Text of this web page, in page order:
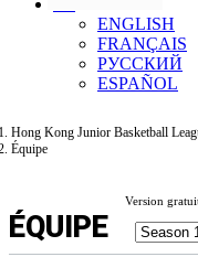
ENGLISH
FRANÇAIS
РУССКИЙ
ESPAÑOL
Hong Kong Junior Basketball
Équipe
Version
ÉQUIPE